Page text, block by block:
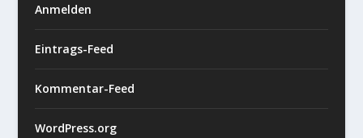
Anmelden
Eintrags-Feed
Kommentar-Feed
WordPress.org